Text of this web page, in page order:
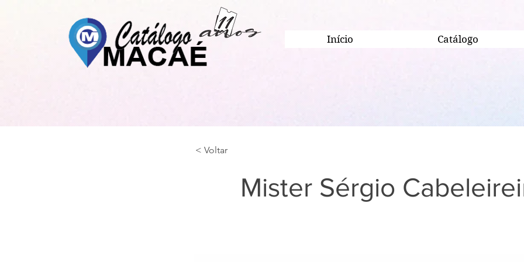
Início Catálogo
< Voltar
Mister Sérgio